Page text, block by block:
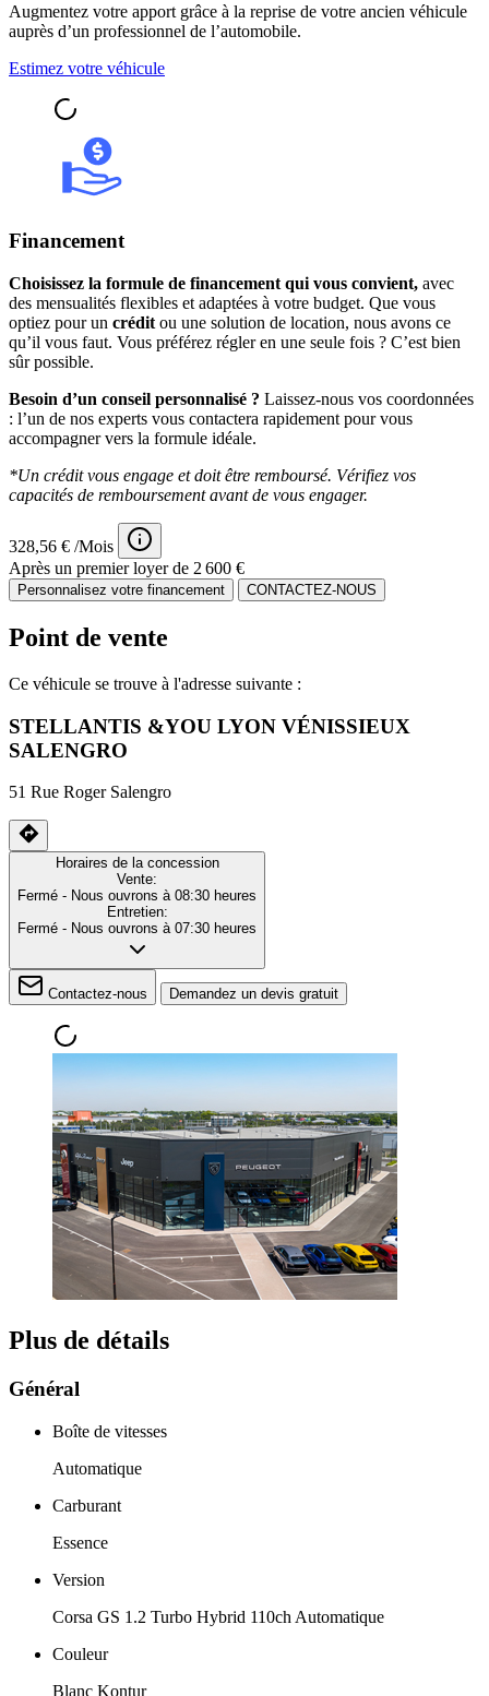
Augmentez votre apport grâce à la reprise de votre ancien véhicule
auprès d’un professionnel de l’automobile.
Estimez votre véhicule
Financement
Choisissez la formule de financement qui vous convient, avec
des mensualités flexibles et adaptées à votre budget. Que vous
optiez pour un crédit ou une solution de location, nous avons ce
qu’il vous faut. Vous préférez régler en une seule fois ? C’est bien
sûr possible.
Besoin d’un conseil personnalisé ? Laissez-nous vos coordonnées
: l’un de nos experts vous contactera rapidement pour vous
accompagner vers la formule idéale.
*Un crédit vous engage et doit être remboursé. Vérifiez vos
capacités de remboursement avant de vous engager.
328,56 € /Mois
Après un premier loyer de 2 600 €
Personnalisez votre financement CONTACTEZ-NOUS
Point de vente
Ce véhicule se trouve à l'adresse suivante :
STELLANTIS &YOU LYON VÉNISSIEUX
SALENGRO
51 Rue Roger Salengro
Horaires de la concession
Vente:
Fermé - Nous ouvrons à 08:30 heures
Entretien:
Fermé - Nous ouvrons à 07:30 heures
Contactez-nous Demandez un devis gratuit
Plus de détails
Général
Boîte de vitesses
Automatique
Carburant
Essence
Version
Corsa GS 1.2 Turbo Hybrid 110ch Automatique
Couleur
Blanc Kontur